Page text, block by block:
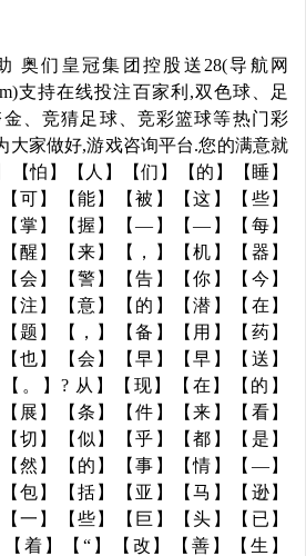
们皇冠集团控股送28(导航网
支持在线投注百家利,双色球、足
、竞猜足球、竞彩篮球等热门彩
大家做好,游戏咨询平台.您的满意就
【怕】【人】【们】【的】【睡】
可】【能】【被】【这】【些】
【掌】【握】【—】【—】【每】
醒】【来】【，】【机】【器】
会】【警】【告】【你】【今】
注】【意】【的】【潜】【在】
题】【，】【备】【用】【药】
也】【会】【早】【早】【送】
。】? 从】【现】【在】【的】
展】【条】【件】【来】【看】
切】【似】【乎】【都】【是】
然】【的】【事】【情】【—】
包】【括】【亚】【马】【逊】
一】【些】【巨】【头】【已】
着】【“】【改】【善】【生】